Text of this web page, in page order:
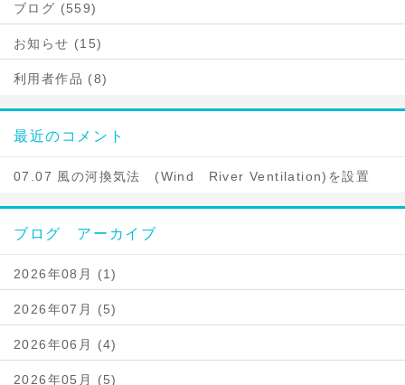
ブログ (559)
お知らせ (15)
利用者作品 (8)
最近のコメント
07.07 風の河換気法 (Wind River Ventilation)を設置
ブログ アーカイブ
2026年08月 (1)
2026年07月 (5)
2026年06月 (4)
2026年05月 (5)